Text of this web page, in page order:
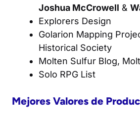
Joshua McCrowell &
Explorers Design
Golarion Mapping
Historical Society
Molten Sulfur Blog,
Solo RPG List
Mejores Valores de